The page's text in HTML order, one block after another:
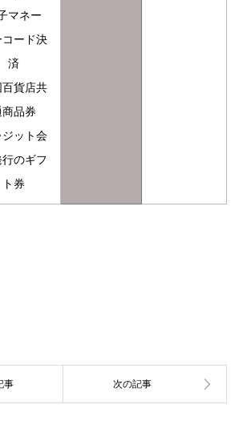
マネー
ード決
済
貨店共
品券
ジット会
のギフ
ト券